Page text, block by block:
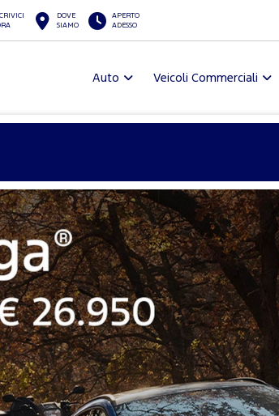
DOVE
SIAMO
APERTO
ADESSO
Auto Veicoli Commerciali